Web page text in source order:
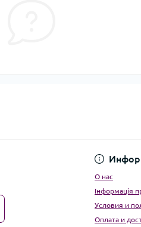
О нас
Інформація
Условия и
Оплата и